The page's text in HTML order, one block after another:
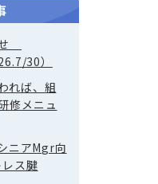
30）
れば、組
修メニュ
ニアMgr向
ス腱